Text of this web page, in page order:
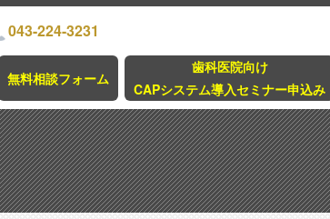
043-224-3231
無料相談フォーム
歯科医院向け
CAPシステム導入セミナー申込み